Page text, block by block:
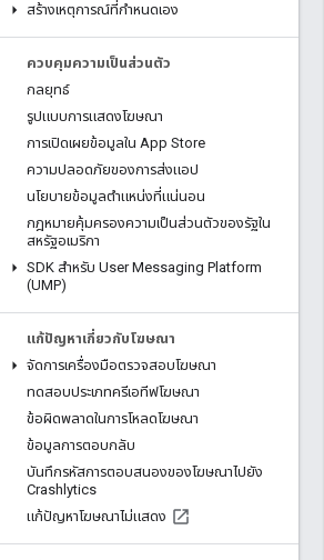
สร้างเหตุการณ์ที่กำหนดเอง
ควบคุมความเป็นส่วนตัว
กลยุทธ์
รูปแบบการแสดงโฆษณา
การเปิดเผยข้อมูลใน App Store
ความปลอดภัยของการส่งแอป
นโยบายข้อมูลตำแหน่งที่แน่นอน
กฎหมายคุ้มครองความเป็นส่วนตัวของรัฐใน
สหรัฐอเมริกา
SDK สำหรับ User Messaging Platform
(UMP)
แก้ปัญหาเกี่ยวกับโฆษณา
จัดการเครื่องมือตรวจสอบโฆษณา
ทดสอบประเภทครีเอทีฟโฆษณา
ข้อผิดพลาดในการโหลดโฆษณา
ข้อมูลการตอบกลับ
บันทึกรหัสการตอบสนองของโฆษณาไปยัง
Crashlytics
แก้ปัญหาโฆษณาไม่แสดง